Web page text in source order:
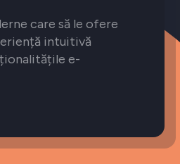
care să le ofere
intuitivă
e-